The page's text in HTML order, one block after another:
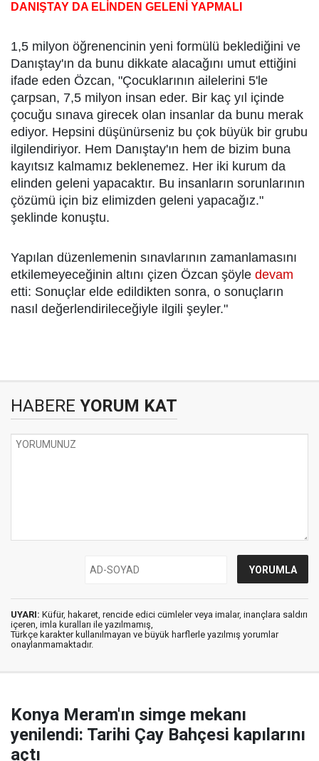
DANIŞTAY DA ELİNDEN GELENİ YAPMALI
1,5 milyon öğrenencinin yeni formülü beklediğini ve
Danıştay'ın da bunu dikkate alacağını umut ettiğini
ifade eden Özcan, "Çocuklarının ailelerini 5'le
çarpsan, 7,5 milyon insan eder. Bir kaç yıl içinde
çocuğu sınava girecek olan insanlar da bunu merak
ediyor. Hepsini düşünürseniz bu çok büyük bir grubu
ilgilendiriyor. Hem Danıştay'ın hem de bizim buna
kayıtsız kalmamız beklenemez. Her iki kurum da
elinden geleni yapacaktır. Bu insanların sorunlarının
çözümü için biz elimizden geleni yapacağız."
şeklinde konuştu.
Yapılan düzenlemenin sınavlarının zamanlamasını
etkilemeyeceğinin altını çizen Özcan şöyle devam
etti: Sonuçlar elde edildikten sonra, o sonuçların
nasıl değerlendirileceğiyle ilgili şeyler."
HABERE YORUM KAT
UYARI: Küfür, hakaret, rencide edici cümleler veya imalar, inançlara saldırı
içeren, imla kuralları ile yazılmamış,
Türkçe karakter kullanılmayan ve büyük harflerle yazılmış yorumlar
onaylanmamaktadır.
Konya Meram'ın simge mekanı
yenilendi: Tarihi Çay Bahçesi kapılarını
açtı